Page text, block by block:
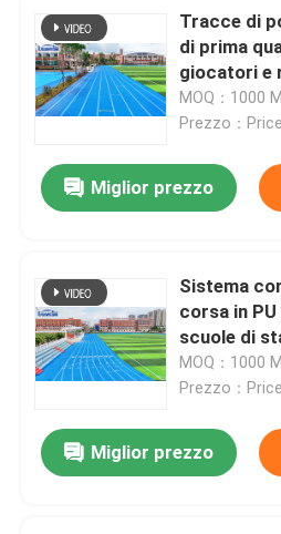
Tracce di
di prima
giocatori e
Terra
MOQ：1000
Prezzo：
Miglior prezzo
Sistema
corsa in
scuole di
atletiche
MOQ：1000
Prezzo：
Miglior prezzo